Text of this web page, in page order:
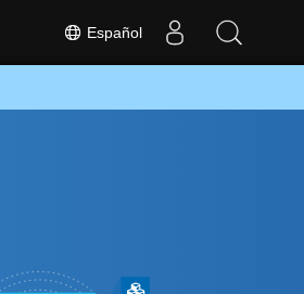
Español